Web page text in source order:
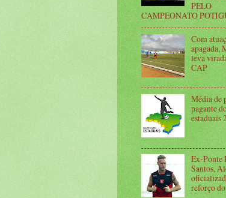
PELO
CAMPEONATO
Com
apagada,
leva
CAP
Média de
pagante
estaduais
Ex-Ponte
Santos,
reforço